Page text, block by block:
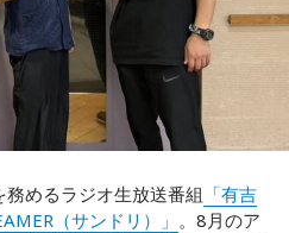
ますし、それができれば一番
は帰国後の会見で「戦術は後
たんです。どういうことかと
手がまた変えてくる、それに
ならない。ベンチでその都度
。「こういうやり方をしま
す」と。
めるラジオ生放送番組 「有吉
（サンドリ）」 。8月のア